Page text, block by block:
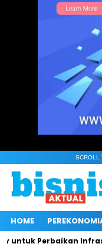
SCROLL
HOME
Perbaikan